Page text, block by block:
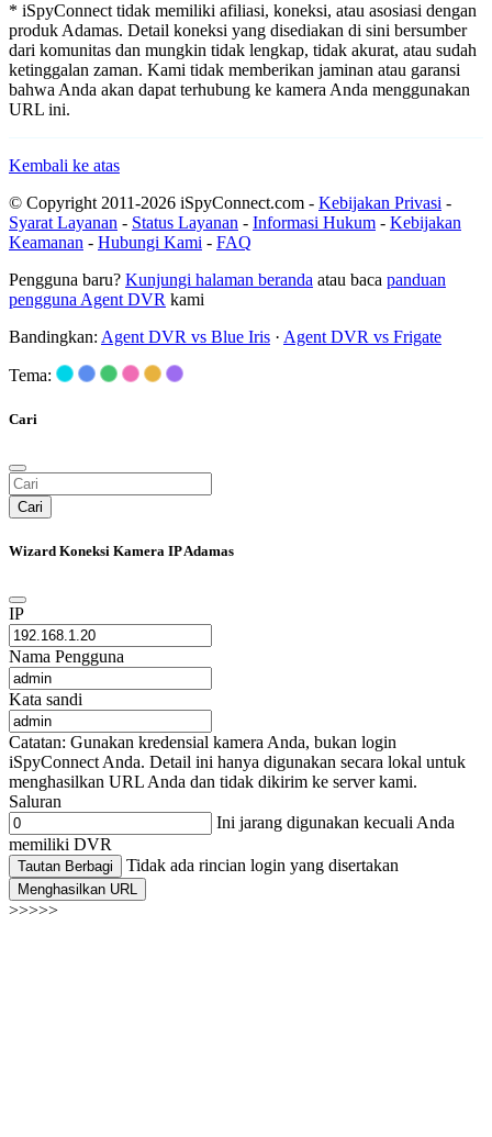
* iSpyConnect tidak memiliki afiliasi, koneksi, atau asosiasi dengan
produk Adamas. Detail koneksi yang disediakan di sini bersumber
dari komunitas dan mungkin tidak lengkap, tidak akurat, atau sudah
ketinggalan zaman. Kami tidak memberikan jaminan atau garansi
bahwa Anda akan dapat terhubung ke kamera Anda menggunakan
URL ini.
Kembali ke atas
© Copyright 2011-2026 iSpyConnect.com - Kebijakan Privasi -
Syarat Layanan - Status Layanan - Informasi Hukum - Kebijakan
Keamanan - Hubungi Kami - FAQ
Pengguna baru? Kunjungi halaman beranda atau baca panduan
pengguna Agent DVR kami
Bandingkan: Agent DVR vs Blue Iris · Agent DVR vs Frigate
Tema:
Cari
Cari
Wizard Koneksi Kamera IP Adamas
IP
Nama Pengguna
Kata sandi
Catatan: Gunakan kredensial kamera Anda, bukan login
iSpyConnect Anda. Detail ini hanya digunakan secara lokal untuk
menghasilkan URL Anda dan tidak dikirim ke server kami.
Saluran
Ini jarang digunakan kecuali Anda
memiliki DVR
Tautan Berbagi Tidak ada rincian login yang disertakan
Menghasilkan URL
>>>>>